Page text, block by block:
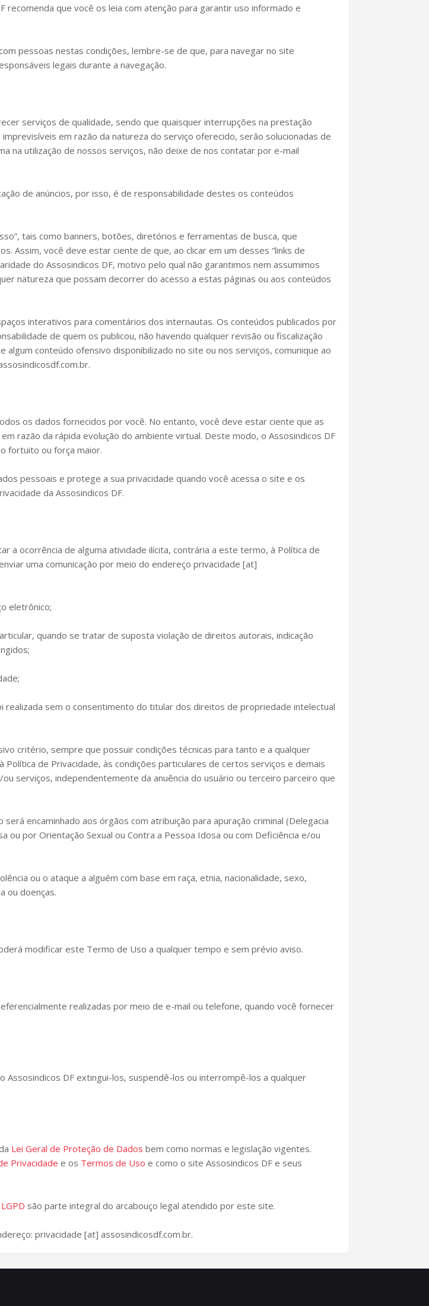
recomenda que você os leia com atenção para garantir uso informado e
pessoas nestas condições, lembre-se de que, para navegar no site
legais durante a navegação.
serviços de qualidade, sendo que quaisquer interrupções na prestação
em razão da natureza do serviço oferecido, serão solucionadas de
na utilização de nossos serviços, não deixe de nos contatar por e-mail
de anúncios, por isso, é de responsabilidade destes os conteúdos
tais como banners, botões, diretórios e ferramentas de busca, que
Assim, você deve estar ciente de que, ao clicar em um desses “links de
do Assosindicos DF, motivo pelo qual não garantimos nem assumimos
natureza que possam decorrer do acesso a estas páginas ou aos conteúdos
interativos para comentários dos internautas. Os conteúdos publicados por
de quem os publicou, não havendo qualquer revisão ou fiscalização
conteúdo ofensivo disponibilizado no site ou nos serviços, comunique ao
os dados fornecidos por você. No entanto, você deve estar ciente que as
razão da rápida evolução do ambiente virtual. Deste modo, o Assosindicos DF
fortuito ou força maior.
pessoais e protege a sua privacidade quando você acessa o site e os
da Assosindicos DF.
a ocorrência de alguma atividade ilícita, contrária a este termo, à Política de
uma comunicação por meio do endereço privacidade [at]
eletrônico;
quando se tratar de suposta violação de direitos autorais, indicação
realizada sem o consentimento do titular dos direitos de propriedade intelectual
critério, sempre que possuir condições técnicas para tanto e a qualquer
de Privacidade, às condições particulares de certos serviços e demais
serviços, independentemente da anuência do usuário ou terceiro parceiro que
encaminhado aos órgãos com atribuição para apuração criminal (Delegacia
ou por Orientação Sexual ou Contra a Pessoa Idosa ou com Deficiência e/ou
ou o ataque a alguém com base em raça, etnia, nacionalidade, sexo,
ou doenças.
modificar este Termo de Uso a qualquer tempo e sem prévio aviso.
realizadas por meio de e-mail ou telefone, quando você fornecer
DF extingui-los, suspendê-los ou interrompê-los a qualquer
Lei Geral de Proteção de Dados bem como normas e legislação vigentes.
Privacidade e os Termos de Uso e como o site Assosindicos DF e seus
LGPD são parte integral do arcabouço legal atendido por este site.
privacidade [at] assosindicosdf.com.br.